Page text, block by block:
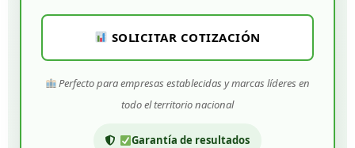
SOLICITAR COTIZACIÓN
Perfecto para empresas establecidas y marcas líderes en
todo el territorio nacional
Garantía de resultados